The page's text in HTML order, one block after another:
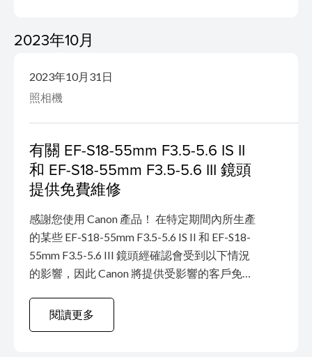
CVE-2024-0244 目前我們尚未接獲與此漏洞有
性，我們建議客戶安裝適用於下...
2023年10月
2023年10月31日
照相機
有關 EF-S18-55mm F3.5-5.6 IS II
和 EF-S18-55mm F3.5-5.6 III 鏡頭
提供免費維修
感謝您使用 Canon 產品！ 在特定期間內所生產
的某些 EF-S18-55mm F3.5-5.6 IS II 和 EF-S18-
55mm F3.5-5.6 III 鏡頭經確認會受到以下情況
的影響，因此 Canon 將提供受影響的客戶免費
便，我們深表歉意。Canon 一直致力於為用戶
提供高品質、可信賴的產品，希望得到您的理
閱讀更多